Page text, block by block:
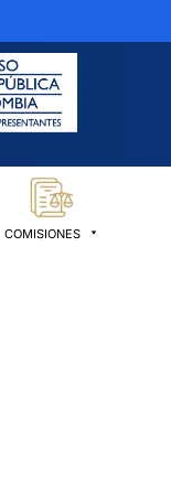
COMISIONES